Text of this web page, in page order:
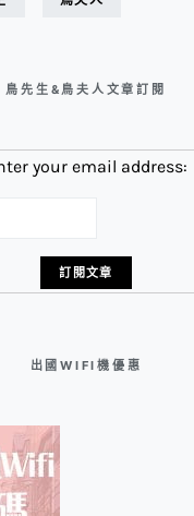
鳥先生&鳥夫人文章訂閱
your email address:
出國WIFI機優惠